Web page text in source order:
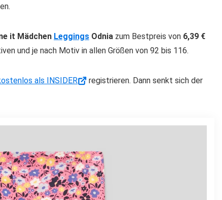
it Mädchen Leggings Odnia zum Bestpreis von 6,39 €
und je nach Motiv in allen Größen von 92 bis 116.
als INSIDER
registrieren. Dann senkt sich der